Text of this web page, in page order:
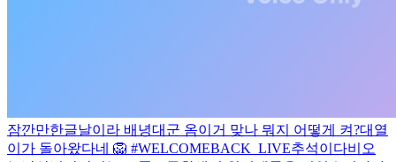
잠깐만한글날이라 배녕대군 옴이거 맞나 뭐지 어떻게 켜?대열
이가 돌아왔다네 🦁 #WELCOMEBACK_LIVE추석이다비오